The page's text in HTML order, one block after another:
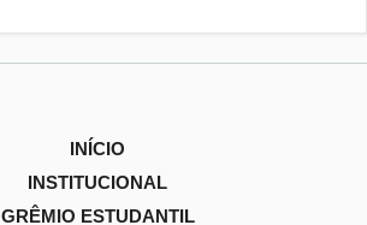
INÍCIO
INSTITUCIONAL
GRÊMIO ESTUDANTIL